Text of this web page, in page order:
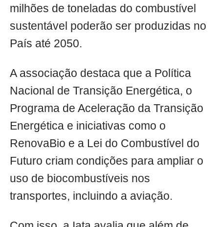
milhões de toneladas do combustível
sustentável poderão ser produzidas no
País até 2050.
A associação destaca que a Política
Nacional de Transição Energética, o
Programa de Aceleração da Transição
Energética e iniciativas como o
RenovaBio e a Lei do Combustível do
Futuro criam condições para ampliar o
uso de biocombustíveis nos
transportes, incluindo a aviação.